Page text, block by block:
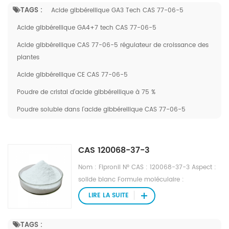
: 227 â Point d'ébullition : 619,7°C à 760
mmHg Point d'éclair : 227°C Solubilité dans
5,93E-18mmHg à 25°C
TAGS :
Acide gibbérellique GA3 Tech CAS 77-06-5
Acide gibbérellique GA4+7 tech CAS 77-06-5
Acide gibbérellique CAS 77-06-5 régulateur de croissance des
plantes
Acide gibbérellique CE CAS 77-06-5
Poudre de cristal d'acide gibbérellique à 75 %
Poudre soluble dans l'acide gibbérellique CAS 77-06-5
CAS 120068-37-3
Nom : Fipronil N° CAS : 120068-37-3 Aspect :
solide blanc Formule moléculaire :
C12H4Cl2F6N4OS Poids moléculaire : 437.1478
Densité : 1.87g/cm3 Point de fusion : 200-
TAGS :
LIRE LA SUITE